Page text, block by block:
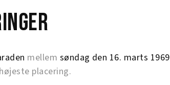
mellem søndag den 16. marts 1969
placering.